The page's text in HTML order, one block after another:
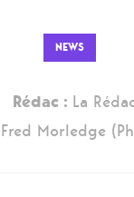
NEWS
Rédac : La
Fred Morledge